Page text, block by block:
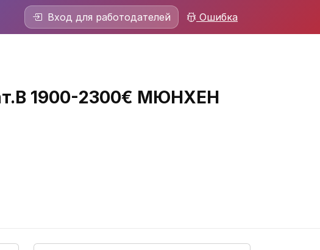
Вход для работодателей Ошибка
1900-2300€ МЮНХЕН